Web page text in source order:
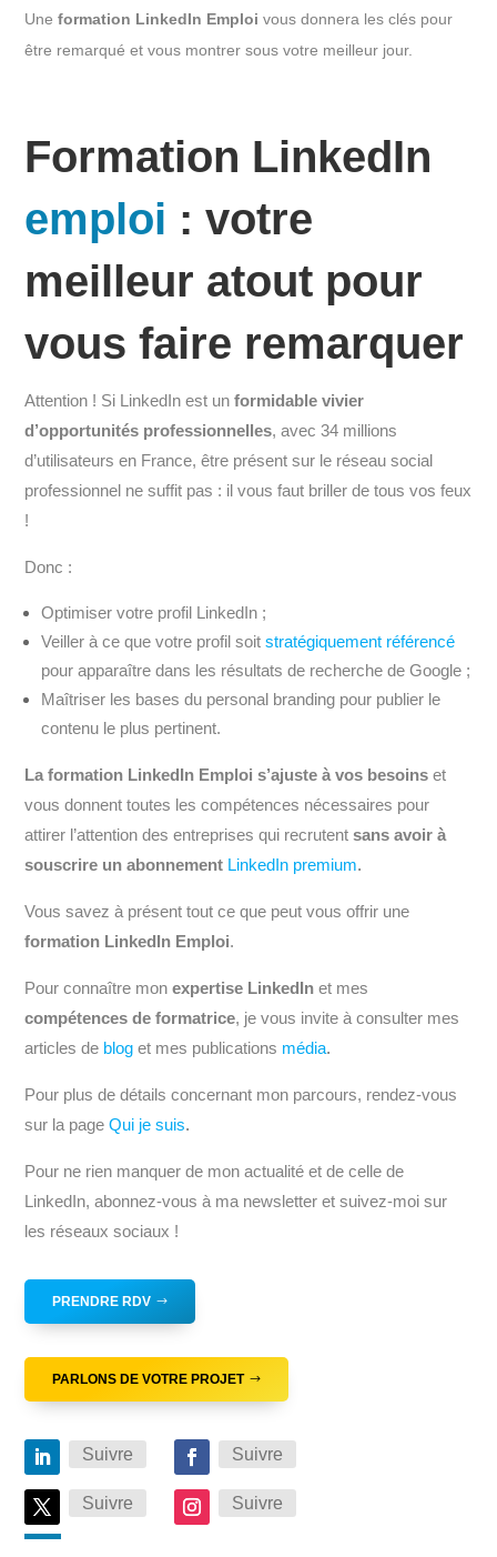
Uneformation LinkedIn Emploi vous donnera les clés pour
être remarqué et vous montrer sous votre meilleur jour.
Formation LinkedIn
emploi : votre
meilleur atout pour
vous faire remarquer
Attention ! Si LinkedIn est unformidable vivier
d’opportunités professionnelles, avec 34 millions
d’utilisateurs en France, être présent sur le réseau social
professionnel ne suffit pas : il vous faut briller de tous vos feux
!
Donc :
Optimiser votre profil LinkedIn ;
Veiller à ce que votre profil soit stratégiquement référencé
pour apparaître dans les résultats de recherche de Google ;
Maîtriser les bases du personal branding pour publier le
contenu le plus pertinent.
La formation LinkedIn Emploi s’ajuste à vos besoins et
vous donnent toutes les compétences nécessaires pour
attirer l’attention des entreprises qui recrutentsans avoir à
souscrire un abonnement LinkedIn premium.
Vous savez à présent tout ce que peut vous offrir une
formation LinkedIn Emploi.
Pour connaître monexpertise LinkedIn et mes
compétences de formatrice, je vous invite à consulter mes
articles de blog et mes publications média.
Pour plus de détails concernant mon parcours, rendez-vous
sur la page Qui je suis.
Pour ne rien manquer de mon actualité et de celle de
LinkedIn, abonnez-vous à ma newsletter et suivez-moi sur
les réseaux sociaux !
PRENDRE RDV
PARLONS DE VOTRE PROJET
Suivre Suivre
Suivre Suivre